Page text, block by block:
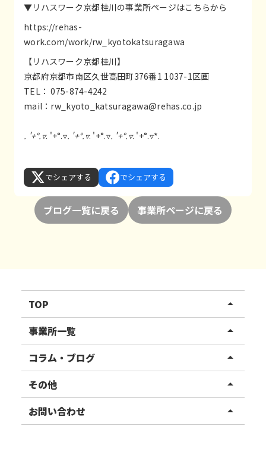
▼リハスワーク京都桂川の事業所ページはこちらから
https://rehas-
work.com/work/rw_kyotokatsuragawa
【リハスワーク京都桂川】
京都府京都市南区久世高田町376番1 1037-1区画
TEL： 075-874-4242
mail： rw_kyoto_katsuragawa@rehas.co.jp
. '+°.▿. '+°.▿. '+°.▿. '+°.▿. '+°.▿. '+°.▿*.
でシェアする でシェアする
ブログ一覧に戻る 事業所ページに戻る
TOP arrow_drop_up
リハスワーク
リハスファーム
事業所一覧 arrow_drop_up
関東エリア
東北エリア
甲信越エリア
コラム・ブログ arrow_drop_up
事業所ブログ
ご利用者様の声
その他 arrow_drop_up
お知らせ
お問い合わせ arrow_drop_up